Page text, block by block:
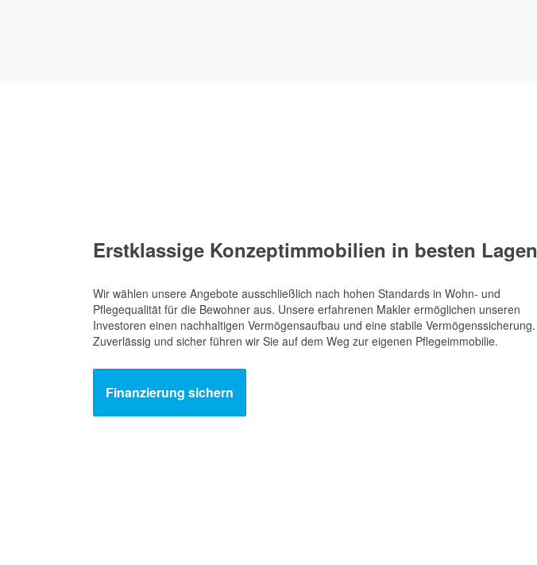
Erstklassige Konzeptimmobilien in besten Lagen
Wir wählen unsere Angebote ausschließlich nach hohen Standards in Wohn- und
Pflegequalität für die Bewohner aus. Unsere erfahrenen Makler ermöglichen unseren
Investoren einen nachhaltigen Vermögensaufbau und eine stabile Vermögenssicherung.
Zuverlässig und sicher führen wir Sie auf dem Weg zur eigenen Pflegeimmobilie.
Finanzierung sichern